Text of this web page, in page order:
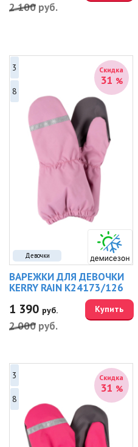
2 100 руб.
Девочки
Скидка
31 %
3
8
ВАРЕЖКИ ДЛЯ ДЕВОЧКИ
KERRY RAIN K24173/126
1 390 руб.
2 000 руб.
Купить
Скидка
31 %
3
8